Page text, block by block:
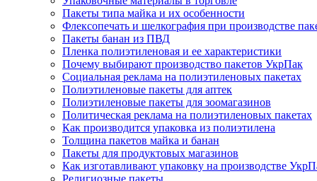
Пакеты типа майка и их особенности
Флексопечать и шелкография при производстве
Пакеты банан из ПВД
Пленка полиэтиленовая и ее характеристики
Почему выбирают производство пакетов УкрПак
Социальная реклама на полиэтиленовых пакетах
Полиэтиленовые пакеты для аптек
Полиэтиленовые пакеты для зоомагазинов
Политическая реклама на полиэтиленовых пакетах
Как производится упаковка из полиэтилена
Толщина пакетов майка и банан
Пакеты для продуктовых магазинов
Как изготавливают упаковку на производстве
Религиозные пакеты